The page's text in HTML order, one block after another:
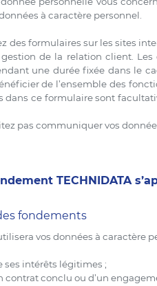
à caractère personnel.
des formulaires sur les sites
de la relation client.
une durée fixée dans le
de l’ensemble des
dans ce formulaire sont
pas communiquer vos
TECHNIDATA
fondements
vos données à caractère
ses intérêts légitimes ;
contrat conclu ou d’un